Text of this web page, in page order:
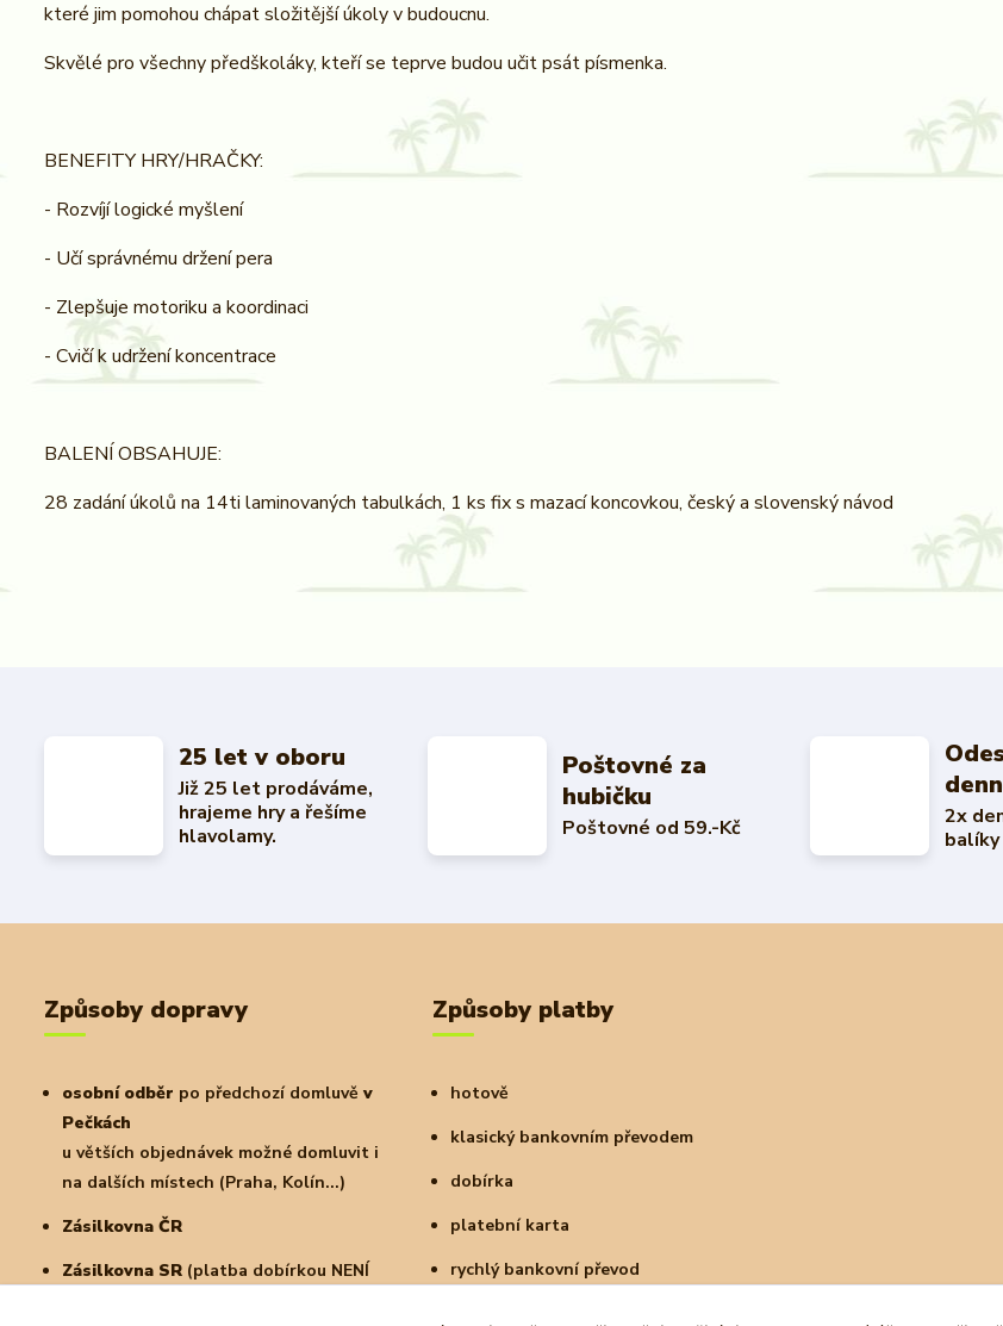
které jim pomohou chápat složitější úkoly v budoucnu.
Skvělé pro všechny předškoláky, kteří se teprve budou učit psát písmenka.
BENEFITY HRY/HRAČKY:
- Rozvíjí logické myšlení
- Učí správnému držení pera
- Zlepšuje motoriku a koordinaci
- Cvičí k udržení koncentrace
BALENÍ OBSAHUJE:
28 zadání úkolů na 14ti laminovaných tabulkách, 1 ks fix s mazací koncovkou, český a slovenský návod
25 let v oboru
Již 25 let prodáváme,
hrajeme hry a řešíme
hlavolamy.
Poštovné za
hubičku
Poštovné od 59.-Kč
2x
Způsoby dopravy
osobní odběr po předchozí domluvě v
Pečkách
u větších objednávek možné domluvit i
na dalších místech (Praha, Kolín...)
Zásilkovna ČR
Zásilkovna SR (platba dobírkou NENÍ
Způsoby platby
hotově
klasický bankovním převodem
dobírka
platební karta
rychlý bankovní převod